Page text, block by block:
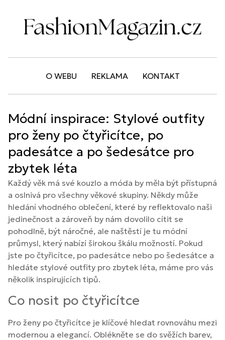
O WEBU REKLAMA KONTAKT
Módní inspirace: Stylové outfity
pro ženy po čtyřicítce, po
padesátce a po šedesátce pro
zbytek léta
Každý věk má své kouzlo a móda by měla být přístupná
a oslnivá pro všechny věkové skupiny. Někdy může
hledání vhodného oblečení, které by reflektovalo naši
jedinečnost a zároveň by nám dovolilo cítit se
pohodlně, být náročné, ale naštěstí je tu módní
průmysl, který nabízí širokou škálu možností. Pokud
jste po čtyřicítce, po padesátce nebo po šedesátce a
hledáte stylové outfity pro zbytek léta, máme pro vás
několik inspirujících tipů.
Co nosit po čtyřicítce
Pro ženy po čtyřicítce je klíčové hledat rovnováhu mezi
modernou a elegancí. Oblékněte se do svěžích barev,